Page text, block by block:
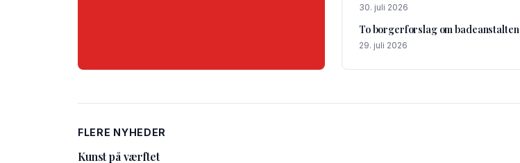
30. juli 2026
To borgerforslag om badeanstalten
29. juli 2026
FLERE NYHEDER
Kunst på værftet